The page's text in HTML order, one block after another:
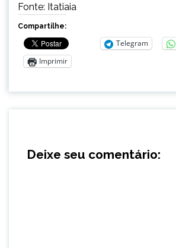
Fonte: Itatiaia
Compartilhe:
Telegram
Imprimir
Deixe seu comentário: